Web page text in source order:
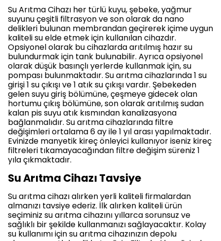
Su Arıtma Cihazı her türlü kuyu, şebeke, yağmur
suyunu çeşitli filtrasyon ve son olarak da nano
delikleri bulunan membrandan geçirerek içime uygun
kaliteli su elde etmek için kullanılan cihazdır.
Opsiyonel olarak bu cihazlarda arıtılmış hazır su
bulundurmak için tank bulunabilir. Ayrıca opsiyonel
olarak düşük basınçlı yerlerde kullanmak için, su
pompası bulunmaktadır. Su arıtma cihazlarında 1 su
girişi 1 su çıkışı ve 1 atık su çıkışı vardır. Şebekeden
gelen suyu giriş bölümüne, çeşmeye gidecek olan
hortumu çıkış bölümüne, son olarak arıtılmış sudan
kalan pis suyu atık kısmından kanalizasyona
bağlanmalıdır. Su arıtma cihazlarında filtre
değişimleri ortalama 6 ay ile 1 yıl arası yapılmaktadır.
Evinizde manyetik kireç önleyici kullanıyor iseniz kireç
filtreleri tıkamayacağından filtre değişim süreniz 1
yıla çıkmaktadır.
Su Arıtma Cihazı Tavsiye
Su arıtma cihazı alırken yerli kaliteli firmalardan
almanızı tavsiye ederiz. İlk alırken kaliteli ürün
seçiminiz su arıtma cihazını yıllarca sorunsuz ve
sağlıklı bir şekilde kullanmanızı sağlayacaktır. Kolay
su kullanımı için su arıtma cihazınızın depolu